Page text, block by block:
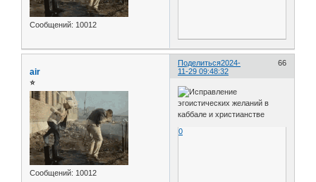
Сообщений: 10012
Поделиться 66
2024-
11-29 09:48:32
air
⭐
Сообщений: 10012
0